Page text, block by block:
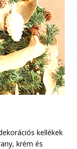
kellékek
krém és